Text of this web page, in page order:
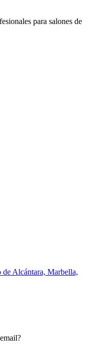
para salones de
de Alcántara, Marbella,